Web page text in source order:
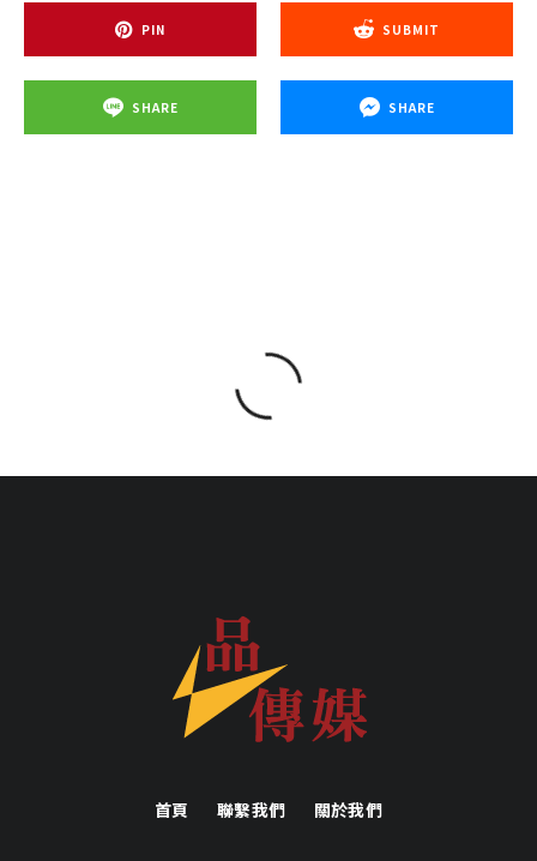
PIN SUBMIT
SHARE SHARE
首頁 聯繫我們 關於我們